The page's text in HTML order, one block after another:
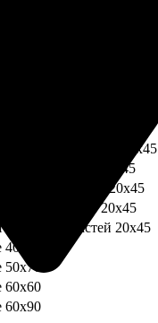
трех частей 30х40
двух частей 40х40
трех частей 40х40
трех частей 20х45
четырех частей 20х45
пяти частей 20х45
шести частей 20х45
семи частей 20х45
восьми частей 20х45
60х60
60х90